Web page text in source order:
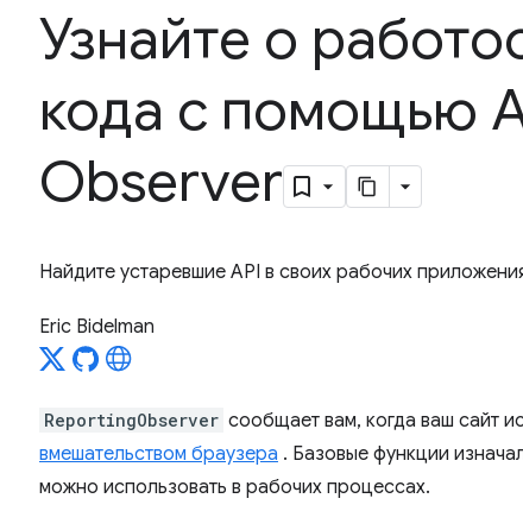
Узнайте о
кода с помощью
Observer
Найдите устаревшие API в своих рабочих
Eric Bidelman
ReportingObserver сообщает вам, когда ваш сайт
вмешательством браузера . Базовые функции
можно использовать в рабочих процессах.